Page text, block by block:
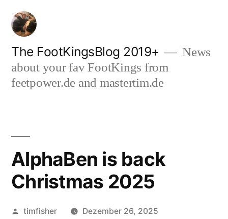
Zum
Inhalt
springen
The FootKingsBlog 2019+
News
about your fav FootKings from
feetpower.de and mastertim.de
AlphaBen is back
Christmas 2025
Veröffentlicht
timfisher
Dezember 26, 2025